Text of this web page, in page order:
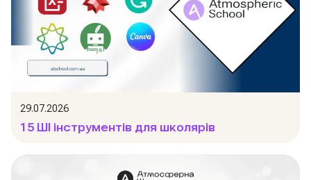
29.07.2026
15 ШІ інструментів для школярів